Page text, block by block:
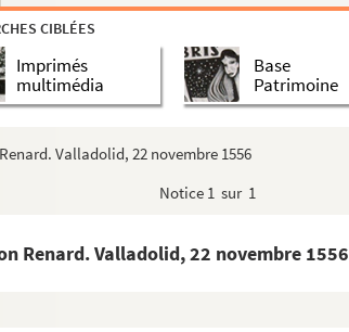
CIBLÉES
Imprimés
multimédia
Base
Patrimoine
Valladolid, 22 novembre 1556
Notice 1 sur 1
Renard. Valladolid, 22 novembre 1556
12 septembre 1556